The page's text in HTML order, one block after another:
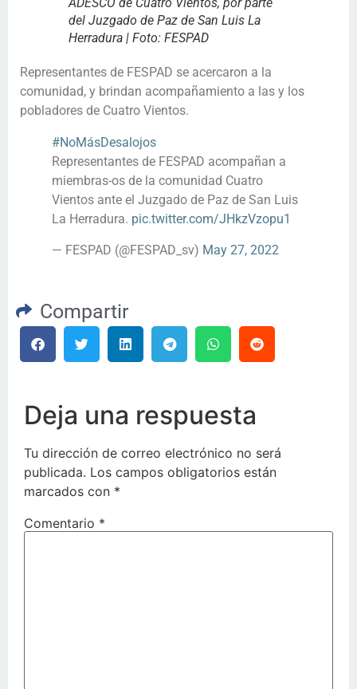
del Juzgado de Paz de San Luis La
Herradura | Foto: FESPAD
Representantes de FESPAD se acercaron a la
comunidad, y brindan acompañamiento a las y los
pobladores de Cuatro Vientos.
#NoMásDesalojos
Representantes de FESPAD acompañan a
miembras-os de la comunidad Cuatro
Vientos ante el Juzgado de Paz de San Luis
La Herradura. pic.twitter.com/JHkzVzopu1
— FESPAD (@FESPAD_sv) May 27, 2022
Compartir
Deja una respuesta
Tu dirección de correo electrónico no será
publicada. Los campos obligatorios están
marcados con *
Comentario *